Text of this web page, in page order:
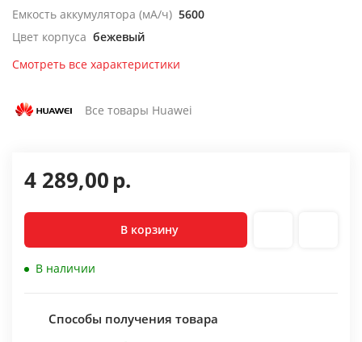
Емкость аккумулятора (мА/ч) 5600
Цвет корпуса бежевый
Смотреть все характеристики
Все товары Huawei
4 289,00р.
В корзину
В наличии
Способы получения товара